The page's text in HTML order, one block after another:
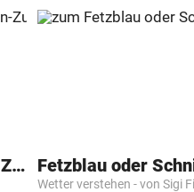
Esschert Kinder Garten-Zubehör Fetzblau oder
Wetter verstehen - von Sigi